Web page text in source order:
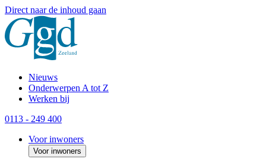
Direct naar de inhoud gaan
Nieuws
Onderwerpen A tot Z
Werken bij
0113 - 249 400
Voor inwoners
Voor inwoners